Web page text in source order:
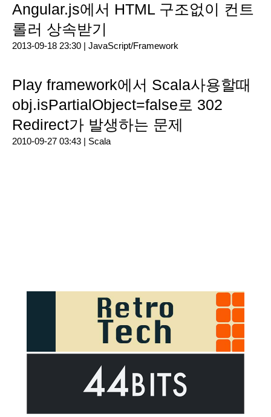
Angular.js에서 HTML 구조없이 컨트
롤러 상속받기
2013-09-18 23:30 | JavaScript/Framework
Play framework에서 Scala사용할때
obj.isPartialObject=false로 302
Redirect가 발생하는 문제
2010-09-27 03:43 | Scala